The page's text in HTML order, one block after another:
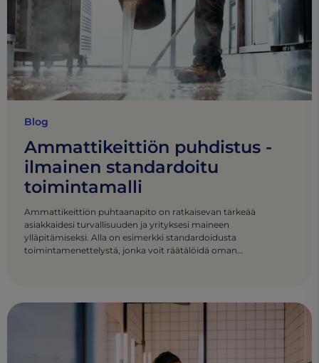
Blog
Ammattikeittiön puhdistus -
ilmainen standardoitu
toimintamalli
Ammattikeittiön puhtaanapito on ratkaisevan tärkeää
asiakkaidesi turvallisuuden ja yrityksesi maineen
ylläpitämiseksi. Alla on esimerkki standardoidusta
toimintamenettelystä, jonka voit räätälöidä oman